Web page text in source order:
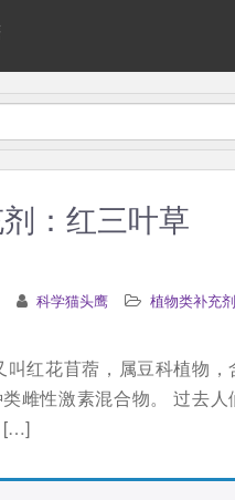
：红三叶草
科学猫头鹰 植物类补充剂
叫红花苜蓿，属豆科植物，
雌性激素混合物。 过去人
[…]